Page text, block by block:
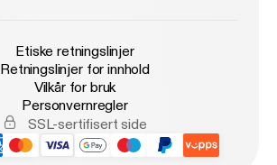
Etiske retningslinjer
Retningslinjer for innhold
Vilkår for bruk
Personvernregler
SSL-sertifisert side